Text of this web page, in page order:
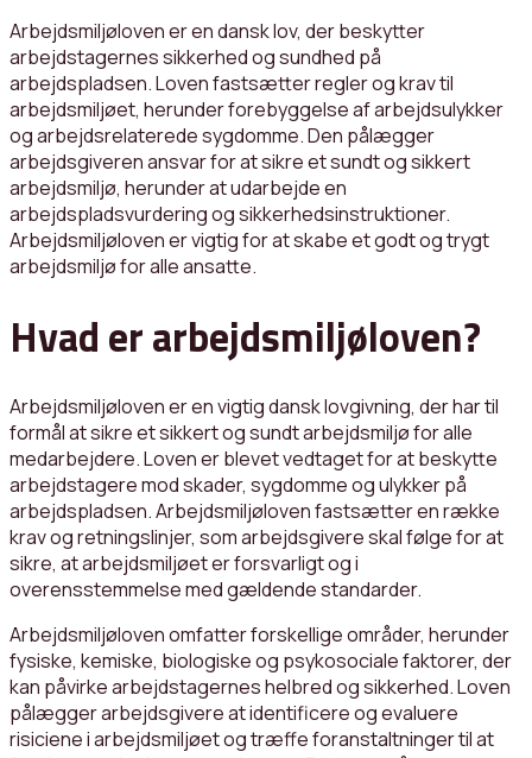
Arbejdsmiljøloven er en dansk lov, der beskytter
arbejdstagernes sikkerhed og sundhed på
arbejdspladsen. Loven fastsætter regler og krav til
arbejdsmiljøet, herunder forebyggelse af arbejdsulykker
og arbejdsrelaterede sygdomme. Den pålægger
arbejdsgiveren ansvar for at sikre et sundt og sikkert
arbejdsmiljø, herunder at udarbejde en
arbejdspladsvurdering og sikkerhedsinstruktioner.
Arbejdsmiljøloven er vigtig for at skabe et godt og trygt
arbejdsmiljø for alle ansatte.
Hvad er arbejdsmiljøloven?
Arbejdsmiljøloven er en vigtig dansk lovgivning, der har til
formål at sikre et sikkert og sundt arbejdsmiljø for alle
medarbejdere. Loven er blevet vedtaget for at beskytte
arbejdstagere mod skader, sygdomme og ulykker på
arbejdspladsen. Arbejdsmiljøloven fastsætter en række
krav og retningslinjer, som arbejdsgivere skal følge for at
sikre, at arbejdsmiljøet er forsvarligt og i
overensstemmelse med gældende standarder.
Arbejdsmiljøloven omfatter forskellige områder, herunder
fysiske, kemiske, biologiske og psykosociale faktorer, der
kan påvirke arbejdstagernes helbred og sikkerhed. Loven
pålægger arbejdsgivere at identificere og evaluere
risiciene i arbejdsmiljøet og træffe foranstaltninger til at